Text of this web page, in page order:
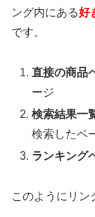
ング内にある好
です。
直接の商品
ージ
検索結果一
検索したペ
ランキング
このようにリン